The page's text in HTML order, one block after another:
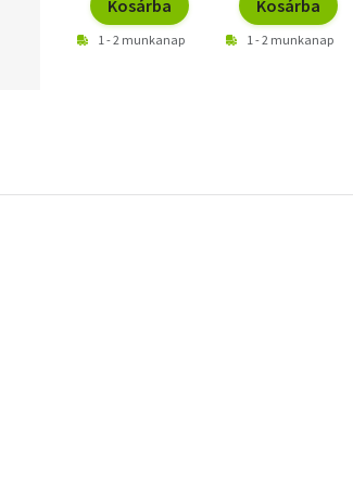
Kosárba
1 - 2 munkanap
Kosárba
1 - 2 munkanap